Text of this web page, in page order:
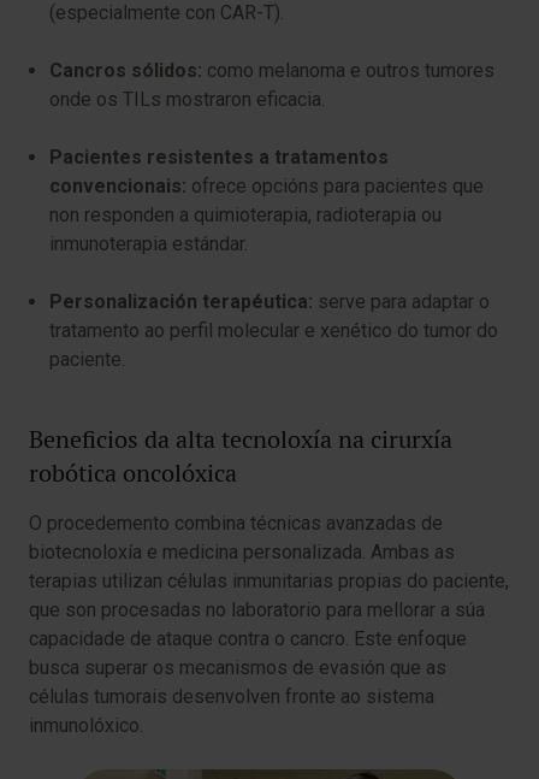
(especialmente con CAR-T).
Cancros sólidos: como melanoma e outros tumores
onde os TILs mostraron eficacia.
Pacientes resistentes a tratamentos
convencionais: ofrece opcións para pacientes que
non responden a quimioterapia, radioterapia ou
inmunoterapia estándar.
Personalización terapéutica: serve para adaptar o
tratamento ao perfil molecular e xenético do tumor do
paciente.
Beneficios da alta tecnoloxía na cirurxía
robótica oncolóxica
O procedemento combina técnicas avanzadas de
biotecnoloxía e medicina personalizada. Ambas as
terapias utilizan células inmunitarias propias do paciente,
que son procesadas no laboratorio para mellorar a súa
capacidade de ataque contra o cancro. Este enfoque
busca superar os mecanismos de evasión que as
células tumorais desenvolven fronte ao sistema
inmunolóxico.